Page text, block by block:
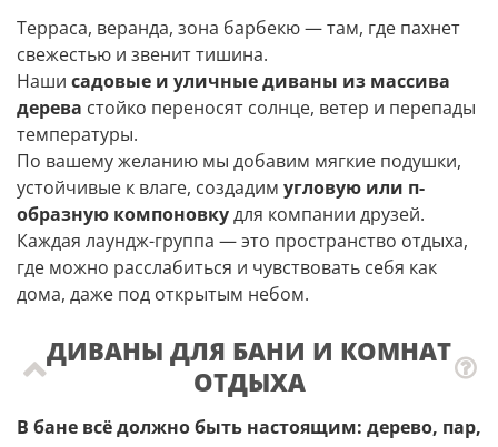
Терраса, веранда, зона барбекю — там, где пахнет
свежестью и звенит тишина.
Наши садовые и уличные диваны из массива
дерева стойко переносят солнце, ветер и перепады
температуры.
По вашему желанию мы добавим мягкие подушки,
устойчивые к влаге, создадим угловую или п-
образную компоновкудля компании друзей.
Каждая лаундж-группа — это пространство отдыха,
где можно расслабиться и чувствовать себя как
дома, даже под открытым небом.
ДИВАНЫ ДЛЯ БАНИ И КОМНАТ
ОТДЫХА
В бане всё должно быть настоящим: дерево, пар,